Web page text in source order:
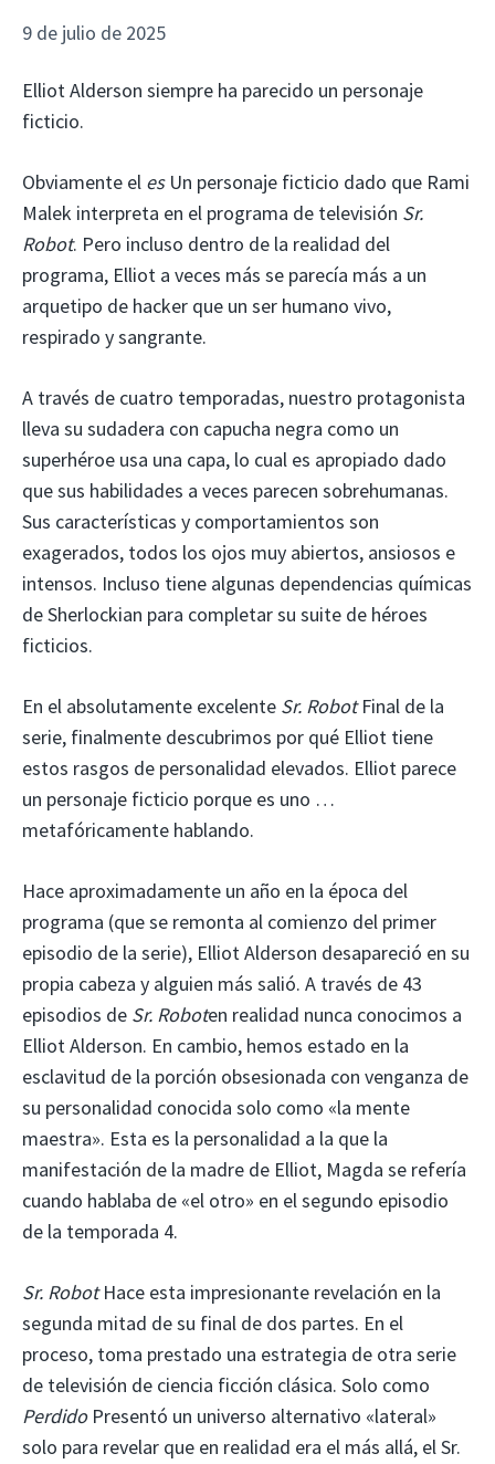
9 de julio de 2025
Elliot Alderson siempre ha parecido un personaje
ficticio.
Obviamente el esUn personaje ficticio dado que Rami
Malek interpreta en el programa de televisión Sr.
Robot. Pero incluso dentro de la realidad del
programa, Elliot a veces más se parecía más a un
arquetipo de hacker que un ser humano vivo,
respirado y sangrante.
A través de cuatro temporadas, nuestro protagonista
lleva su sudadera con capucha negra como un
superhéroe usa una capa, lo cual es apropiado dado
que sus habilidades a veces parecen sobrehumanas.
Sus características y comportamientos son
exagerados, todos los ojos muy abiertos, ansiosos e
intensos. Incluso tiene algunas dependencias químicas
de Sherlockian para completar su suite de héroes
ficticios.
En el absolutamente excelente Sr. RobotFinal de la
serie, finalmente descubrimos por qué Elliot tiene
estos rasgos de personalidad elevados. Elliot parece
un personaje ficticio porque es uno …
metafóricamente hablando.
Hace aproximadamente un año en la época del
programa (que se remonta al comienzo del primer
episodio de la serie), Elliot Alderson desapareció en su
propia cabeza y alguien más salió. A través de 43
episodios de Sr. Roboten realidad nunca conocimos a
Elliot Alderson. En cambio, hemos estado en la
esclavitud de la porción obsesionada con venganza de
su personalidad conocida solo como «la mente
maestra». Esta es la personalidad a la que la
manifestación de la madre de Elliot, Magda se refería
cuando hablaba de «el otro» en el segundo episodio
de la temporada 4.
Sr. RobotHace esta impresionante revelación en la
segunda mitad de su final de dos partes. En el
proceso, toma prestado una estrategia de otra serie
de televisión de ciencia ficción clásica. Solo como
Perdido Presentó un universo alternativo «lateral»
solo para revelar que en realidad era el más allá, el Sr.